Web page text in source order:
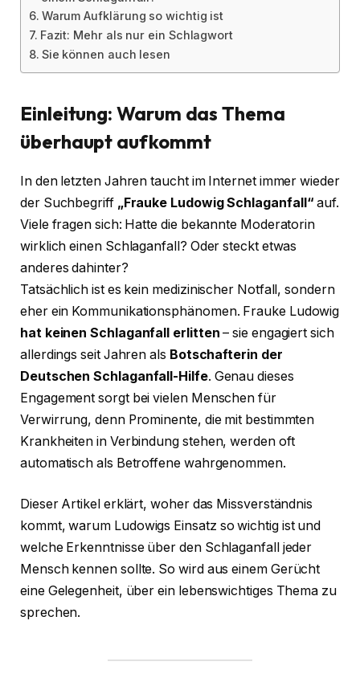
Warum Aufklärung so wichtig ist
Fazit: Mehr als nur ein Schlagwort
Sie können auch lesen
Einleitung: Warum das Thema
überhaupt aufkommt
In den letzten Jahren taucht im Internet immer wieder
der Suchbegriff „Frauke Ludowig Schlaganfall“ auf.
Viele fragen sich: Hatte die bekannte Moderatorin
wirklich einen Schlaganfall? Oder steckt etwas
anderes dahinter?
Tatsächlich ist es kein medizinischer Notfall, sondern
eher ein Kommunikationsphänomen. Frauke Ludowig
hat keinen Schlaganfall erlitten – sie engagiert sich
allerdings seit Jahren als Botschafterin der
Deutschen Schlaganfall-Hilfe. Genau dieses
Engagement sorgt bei vielen Menschen für
Verwirrung, denn Prominente, die mit bestimmten
Krankheiten in Verbindung stehen, werden oft
automatisch als Betroffene wahrgenommen.
Dieser Artikel erklärt, woher das Missverständnis
kommt, warum Ludowigs Einsatz so wichtig ist und
welche Erkenntnisse über den Schlaganfall jeder
Mensch kennen sollte. So wird aus einem Gerücht
eine Gelegenheit, über ein lebenswichtiges Thema zu
sprechen.